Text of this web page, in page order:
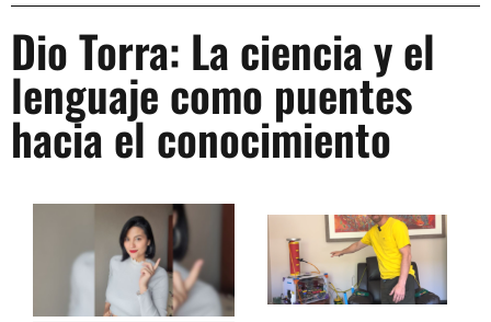
Dio Torra: La ciencia y el
lenguaje como puentes
hacia el conocimiento